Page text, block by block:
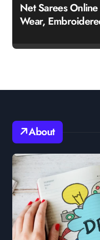
Net Sarees
Wear,
About